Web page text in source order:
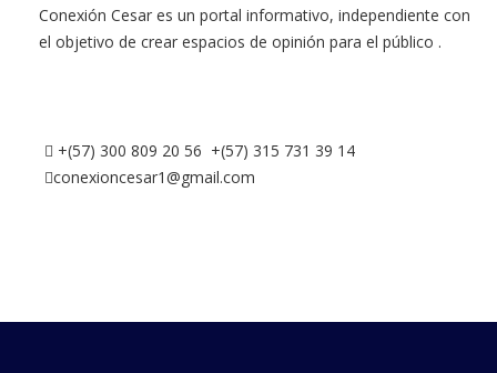
Conexión Cesar es un portal informativo, independiente con
el objetivo de crear espacios de opinión para el público .
+(57) 300 809 20 56 +(57) 315 731 39 14
conexioncesar1@gmail.com